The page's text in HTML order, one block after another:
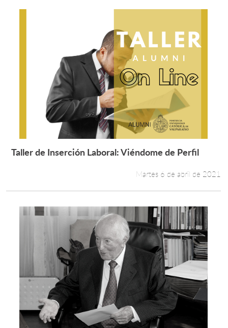
Leer más +
Taller de Inserción Laboral: Viéndome de Perfil
Martes 6 de abril de 2021